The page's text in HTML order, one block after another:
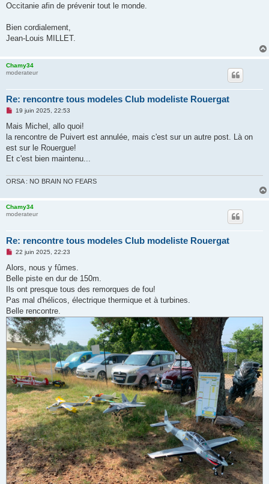
Occitanie afin de prévenir tout le monde.
Bien cordialement,
Jean-Louis MILLET.
Chamy34
moderateur
Re: rencontre tous modeles Club modeliste Rouergat
M
s
a
g
n
n
l
19 juin 2025, 22:53
Mais Michel, allo quoi!
la rencontre de Puivert est annulée, mais c'est sur un autre post. Là on
est sur le Rouergue!
Et c'est bien maintenu...
ORSA : NO BRAIN NO FEARS
Chamy34
moderateur
Re: rencontre tous modeles Club modeliste Rouergat
M
s
a
g
n
o
n
l
u
22 juin 2025, 22:23
Alors, nous y fûmes.
Belle piste en dur de 150m.
Ils ont presque tous des remorques de fou!
Pas mal d'hélicos, électrique thermique et à turbines.
Belle rencontre.